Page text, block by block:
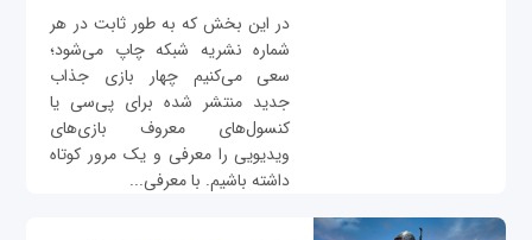
در این بخش که به طور ثابت در هر
شماره نشریه شبکه چاپ می‌شود؛
سعی می‌کنیم چهار بازی جذاب
جدید منتشر شده برای پی‌سی یا
کنسول‌های معروف بازی‌های
ویدیویی را معرفی و یک مرور کوتاه
داشته باشیم. با معرفی...